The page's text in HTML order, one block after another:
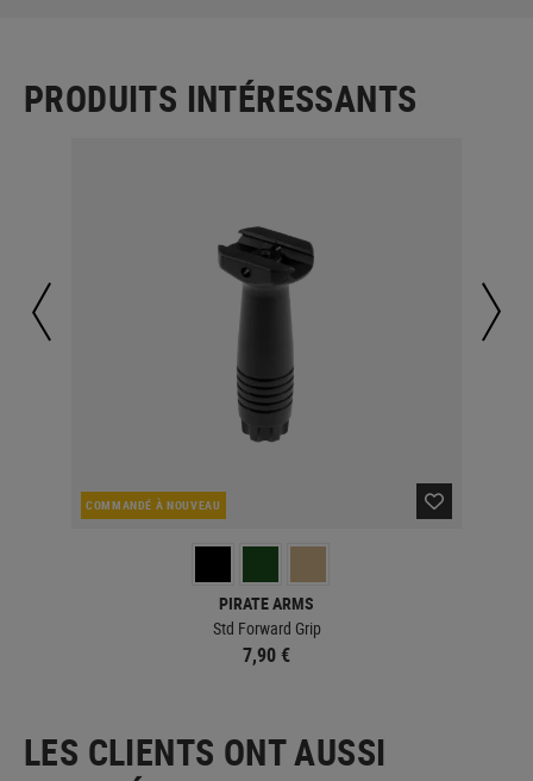
PRODUITS INTÉRESSANTS
COMMANDÉ À NOUVEAU
PIRATE ARMS
Std Forward Grip
7,90 €
LES CLIENTS ONT AUSSI